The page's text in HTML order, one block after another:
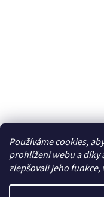
Používáme cookies,
prohlížení webu a díky
zlepšovali jeho
Sledovat